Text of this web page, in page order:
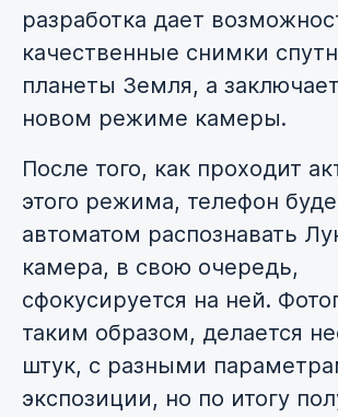
разработка дает
качественные снимки
планеты Земля, а
новом режиме камеры.
После того, как проходит
этого режима, телефон
автоматом распознавать
камера, в свою очередь,
сфокусируется на ней.
таким образом, делается
штук, с разными
экспозиции, но по итогу